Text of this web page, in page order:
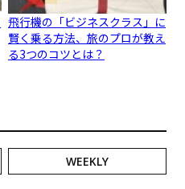
飛行機の「ビジネスクラス」に
賢く乗る方法、旅のプロが教え
る3つのコツとは？
WEEKLY